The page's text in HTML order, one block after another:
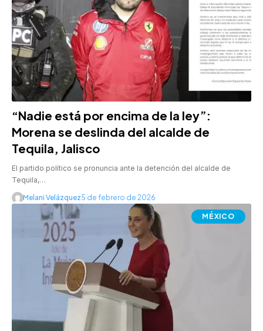
“Nadie está por encima de la ley”:
Morena se deslinda del alcalde de
Tequila, Jalisco
El partido político se pronuncia ante la detención del alcalde de
Tequila,…
Melani Velázquez5 de febrero de 2026
MÉXICO